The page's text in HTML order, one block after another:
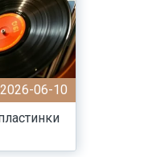
2026-06-10